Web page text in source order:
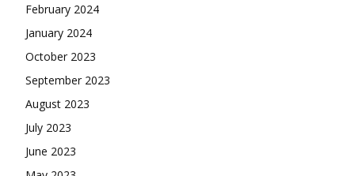
February 2024
January 2024
October 2023
September 2023
August 2023
July 2023
June 2023